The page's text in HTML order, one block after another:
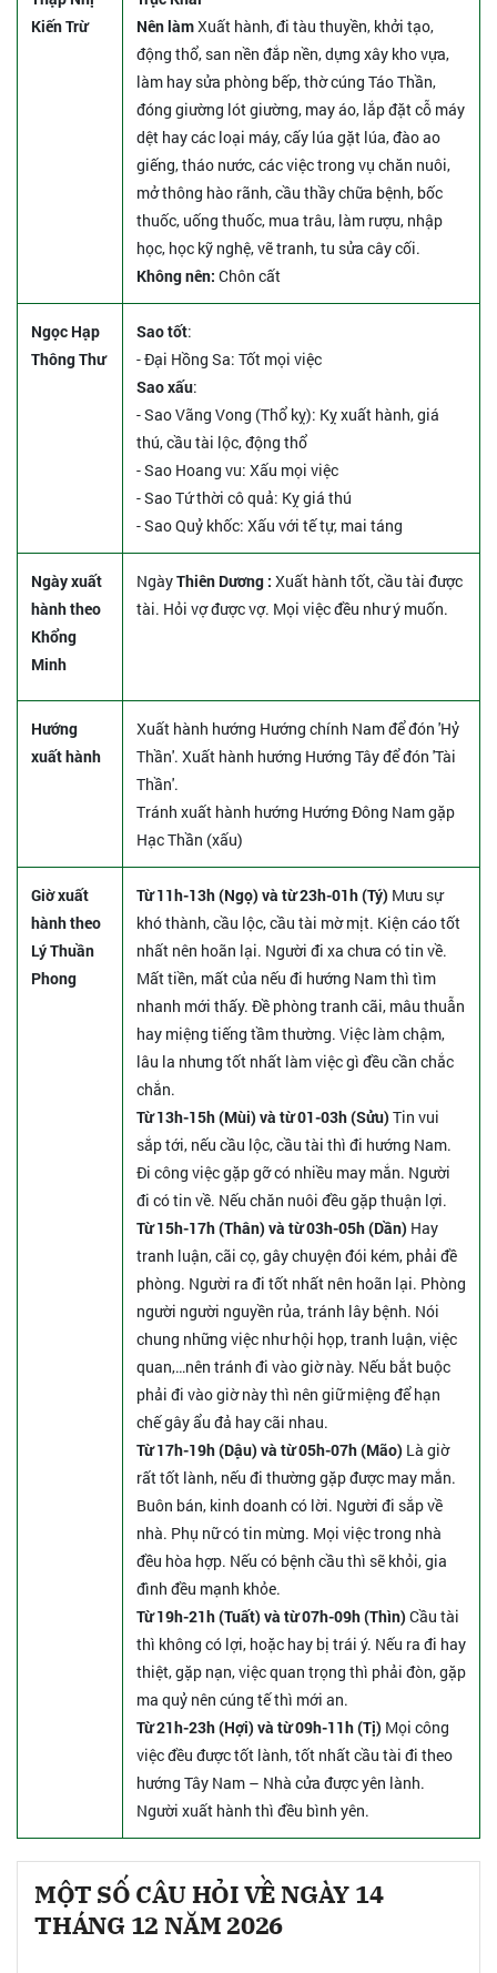
Kiến Trừ
Nên làmXuất hành, đi tàu thuyền, khởi tạo,
động thổ, san nền đắp nền, dựng xây kho vựa,
làm hay sửa phòng bếp, thờ cúng Táo Thần,
đóng giường lót giường, may áo, lắp đặt cỗ máy
dệt hay các loại máy, cấy lúa gặt lúa, đào ao
giếng, tháo nước, các việc trong vụ chăn nuôi,
mở thông hào rãnh, cầu thầy chữa bệnh, bốc
thuốc, uống thuốc, mua trâu, làm rượu, nhập
học, học kỹ nghệ, vẽ tranh, tu sửa cây cối.
Không nên: Chôn cất
Ngọc Hạp
Thông Thư
Sao tốt:
- Đại Hồng Sa: Tốt mọi việc
Sao xấu:
- Sao Vãng Vong (Thổ kỵ): Kỵ xuất hành, giá
thú, cầu tài lộc, động thổ
- Sao Hoang vu: Xấu mọi việc
- Sao Tứ thời cô quả: Kỵ giá thú
- Sao Quỷ khốc: Xấu với tế tự, mai táng
Ngày xuất
hành theo
Khổng
Minh
NgàyThiên Dương : Xuất hành tốt, cầu tài được
tài. Hỏi vợ được vợ. Mọi việc đều như ý muốn.
Hướng
xuất hành
Xuất hành hướng Hướng chính Nam để đón 'Hỷ
Thần'. Xuất hành hướng Hướng Tây để đón 'Tài
Thần'.
Tránh xuất hành hướng Hướng Đông Nam gặp
Hạc Thần (xấu)
Giờ xuất
hành theo
Lý Thuần
Phong
Từ 11h-13h (Ngọ) và từ 23h-01h (Tý) Mưu sự
khó thành, cầu lộc, cầu tài mờ mịt. Kiện cáo tốt
nhất nên hoãn lại. Người đi xa chưa có tin về.
Mất tiền, mất của nếu đi hướng Nam thì tìm
nhanh mới thấy. Đề phòng tranh cãi, mâu thuẫn
hay miệng tiếng tầm thường. Việc làm chậm,
lâu la nhưng tốt nhất làm việc gì đều cần chắc
chắn.
Từ 13h-15h (Mùi) và từ 01-03h (Sửu) Tin vui
sắp tới, nếu cầu lộc, cầu tài thì đi hướng Nam.
Đi công việc gặp gỡ có nhiều may mắn. Người
đi có tin về. Nếu chăn nuôi đều gặp thuận lợi.
Từ 15h-17h (Thân) và từ 03h-05h (Dần) Hay
tranh luận, cãi cọ, gây chuyện đói kém, phải đề
phòng. Người ra đi tốt nhất nên hoãn lại. Phòng
người người nguyền rủa, tránh lây bệnh. Nói
chung những việc như hội họp, tranh luận, việc
quan,…nên tránh đi vào giờ này. Nếu bắt buộc
phải đi vào giờ này thì nên giữ miệng để hạn
chế gây ẩu đả hay cãi nhau.
Từ 17h-19h (Dậu) và từ 05h-07h (Mão) Là giờ
rất tốt lành, nếu đi thường gặp được may mắn.
Buôn bán, kinh doanh có lời. Người đi sắp về
nhà. Phụ nữ có tin mừng. Mọi việc trong nhà
đều hòa hợp. Nếu có bệnh cầu thì sẽ khỏi, gia
đình đều mạnh khỏe.
Từ 19h-21h (Tuất) và từ 07h-09h (Thìn) Cầu tài
thì không có lợi, hoặc hay bị trái ý. Nếu ra đi hay
thiệt, gặp nạn, việc quan trọng thì phải đòn, gặp
ma quỷ nên cúng tế thì mới an.
Từ 21h-23h (Hợi) và từ 09h-11h (Tị) Mọi công
việc đều được tốt lành, tốt nhất cầu tài đi theo
hướng Tây Nam – Nhà cửa được yên lành.
Người xuất hành thì đều bình yên.
MỘT SỐ CÂU HỎI VỀ NGÀY 14
THÁNG 12 NĂM 2026